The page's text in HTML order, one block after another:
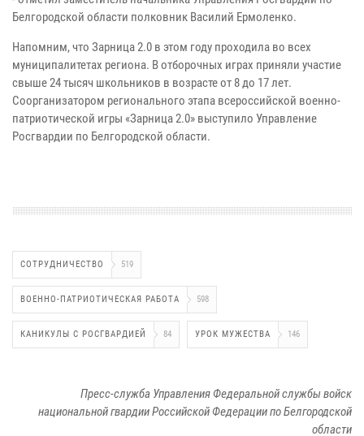
Белгородской области полковник Василий Ермоленко.
Напомним, что Зарница 2.0 в этом году проходила во всех
муниципалитетах региона. В отборочных играх приняли участие
свыше 24 тысяч школьников в возрасте от 8 до 17 лет.
Соорганизатором регионального этапа всероссийской военно-
патриотической игры «Зарница 2.0» выступило Управление
Росгвардии по Белгородской области.
СОТРУДНИЧЕСТВО 519
ВОЕННО-ПАТРИОТИЧЕСКАЯ РАБОТА 598
КАНИКУЛЫ С РОСГВАРДИЕЙ 84 УРОК МУЖЕСТВА 146
Пресс-служба Управления Федеральной службы войск
национальной гвардии Российской Федерации по Белгородской
области